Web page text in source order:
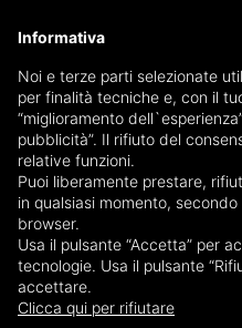
Informativa
Noi e terze parti selezionate
per finalità tecniche e, con il
“miglioramento
pubblicità”. Il rifiuto del
relative funzioni.
Puoi liberamente prestare,
in qualsiasi momento,
browser.
Usa il pulsante “Accetta” per
tecnologie. Usa il pulsante
accettare.
Clicca qui per rifiutare